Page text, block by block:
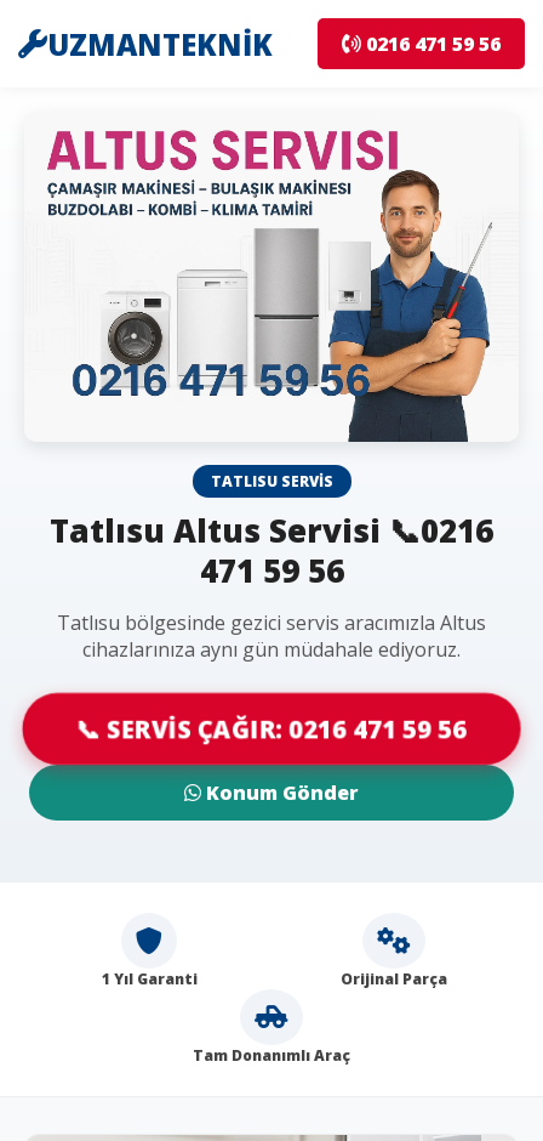
UZMANTEKNİK 0216 471 59 56
TATLISU SERVIS
Tatlısu Altus Servisi 📞0216
471 59 56
Tatlısu bölgesinde gezici servis aracımızla Altus
cihazlarınıza aynı gün müdahale ediyoruz.
📞 SERVİS ÇAĞIR: 0216 471 59 56
Konum Gönder
1 Yıl Garanti Orijinal Parça
Tam Donanımlı Araç